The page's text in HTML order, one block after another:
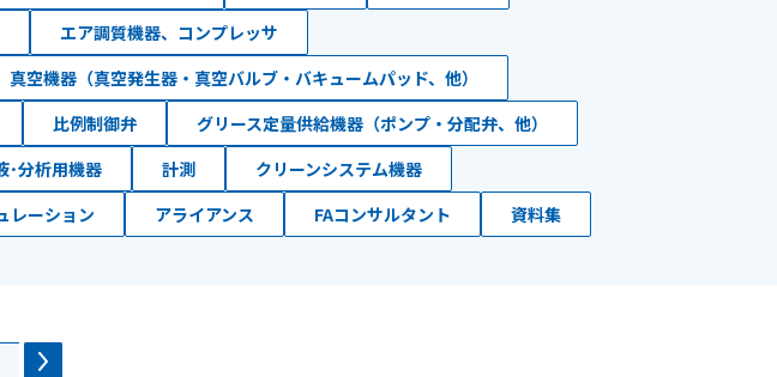
エア調質機器、コンプレッサ
真空機器（真空発生器・真空バルブ・バキュームパッド、他）
比例制御弁
グリース定量供給機器（ポンプ・分配弁、他）
･分析用機器 計測
クリーンシステム機器
レーション アライアンス FAコンサルタント 資料集